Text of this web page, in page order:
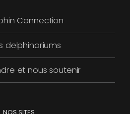
Connection
delphinariums
et nous soutenir